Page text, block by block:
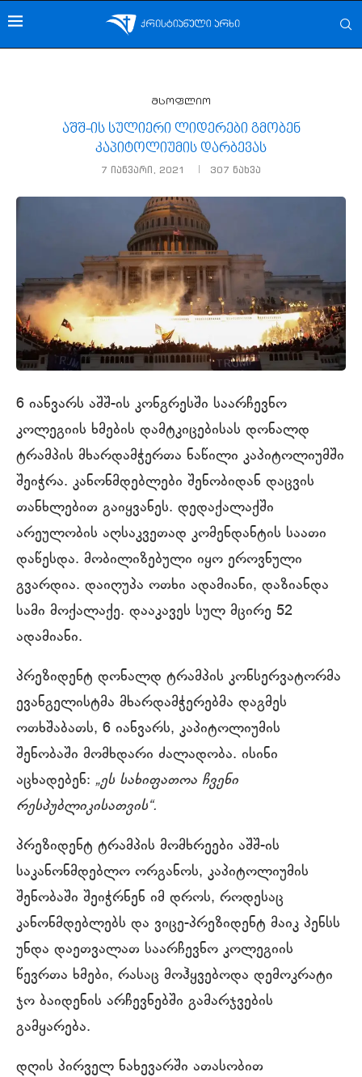
მსოფლიო
აშშ-ის სულიერი ლიდერები გმობენ
კაპიტოლიუმის დარბევას
7 იანვარი, 2021 307 ნახვა
6 იანვარს აშშ-ის კონგრესში საარჩევნო
კოლეგიის ხმების დამტკიცებისას დონალდ
ტრამპის მხარდამჭერთა ნაწილი კაპიტოლიუმში
შეიჭრა. კანონმდებლები შენობიდან დაცვის
თანხლებით გაიყვანეს. დედაქალაქში
არეულობის აღსაკვეთად კომენდანტის საათი
დაწესდა. მობილიზებული იყო ეროვნული
გვარდია. დაიღუპა ოთხი ადამიანი, დაზიანდა
სამი მოქალაქე. დააკავეს სულ მცირე 52
ადამიანი.
პრეზიდენტ დონალდ ტრამპის კონსერვატორმა
ევანგელისტმა მხარდამჭერებმა დაგმეს
ოთხშაბათს, 6 იანვარს, კაპიტოლიუმის
შენობაში მომხდარი ძალადობა. ისინი
აცხადებენ: „ეს სახიფათოა ჩვენი
რესპუბლიკისათვის“.
პრეზიდენტ ტრამპის მომხრეები აშშ-ის
საკანონმდებლო ორგანოს, კაპიტოლიუმის
შენობაში შეიჭრნენ იმ დროს, როდესაც
კანონმდებლებს და ვიცე-პრეზიდენტ მაიკ პენსს
უნდა დაეთვალათ საარჩევნო კოლეგიის
წევრთა ხმები, რასაც მოჰყვებოდა დემოკრატი
ჯო ბაიდენის არჩევნებში გამარჯვების
გამყარება.
დღის პირველ ნახევარში ათასობით